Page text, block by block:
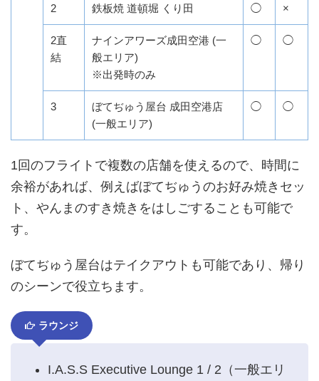
2 鉄板焼 道頓堀 くり田 ◯ ×
2直
結
ナインアワーズ成田空港 (一
般エリア)
※出発時のみ
◯ ◯
3
ぼてぢゅう屋台 成田空港店
(一般エリア)
◯ ◯
1回のフライトで複数の店舗を使えるので、時間に
余裕があれば、例えばぼてぢゅうのお好み焼きセッ
ト、やんまのすき焼きをはしごすることも可能で
す。
ぼてぢゅう屋台はテイクアウトも可能であり、帰り
のシーンで役立ちます。
ラウンジ
I.A.S.S Executive Lounge 1 / 2（一般エリ